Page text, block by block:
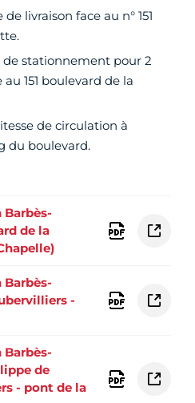
livraison face au n° 151
de stationnement pour 2
151 boulevard de la
de circulation à
du boulevard.
de la
-
de
- pont de la